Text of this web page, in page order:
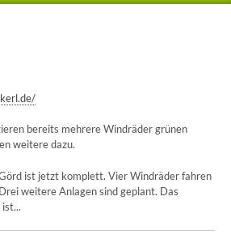
bereits mehrere Windräder grünen
weitere dazu.
ist jetzt komplett. Vier Windräder fahren
weitere Anlagen sind geplant. Das